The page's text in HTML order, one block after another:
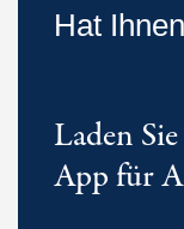
Hat
Laden
App für